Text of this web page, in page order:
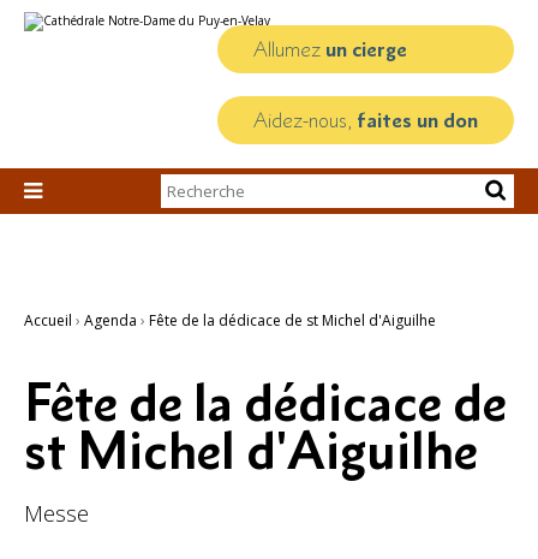
au
personnels
Allumez un cierge
Aidez-nous, faites un don

Chercher par
Recherche
Accueil › Agenda › Fête de la dédicace de st Michel d'Aiguilhe
Fête de la dédicace de
st Michel d'Aiguilhe
Messe